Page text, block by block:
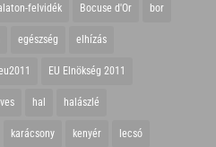
felvidék Bocuse d'Or bor
egészség elhízás
EU Elnökség 2011
hal halászlé
karácsony kenyér lecsó